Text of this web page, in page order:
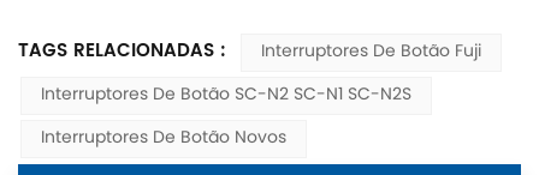
TAGS RELACIONADAS :
Interruptores De Botão Fuji
Interruptores De Botão SC-N2 SC-N1 SC-N2S
Interruptores De Botão Novos